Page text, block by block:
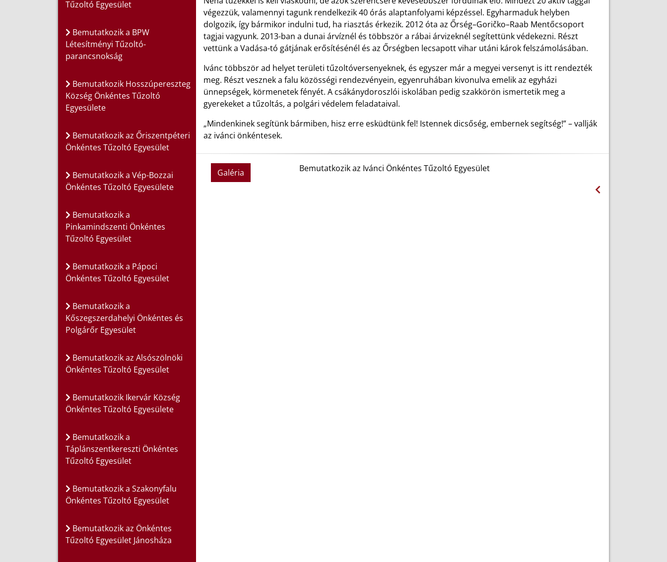
Tűzoltó Egyesület
Bemutatkozik a BPW
Létesítményi Tűzoltó-
parancsnokság
Bemutatkozik Hosszúpereszteg
Község Önkéntes Tűzoltó
Egyesülete
Bemutatkozik az Őriszentpéteri
Önkéntes Tűzoltó Egyesület
Bemutatkozik a Vép-Bozzai
Önkéntes Tűzoltó Egyesülete
Bemutatkozik a
Pinkamindszenti Önkéntes
Tűzoltó Egyesület
Bemutatkozik a Pápoci
Önkéntes Tűzoltó Egyesület
Bemutatkozik a
Kőszegszerdahelyi Önkéntes és
Polgárőr Egyesület
Bemutatkozik az Alsószölnöki
Önkéntes Tűzoltó Egyesület
Bemutatkozik Ikervár Község
Önkéntes Tűzoltó Egyesülete
Bemutatkozik a
Táplánszentkereszti Önkéntes
Tűzoltó Egyesület
Bemutatkozik a Szakonyfalu
Önkéntes Tűzoltó Egyesület
Bemutatkozik az Önkéntes
Tűzoltó Egyesület Jánosháza
végezzük, valamennyi tagunk rendelkezik 40 órás alaptanfolyami képzéssel. Egyharmaduk helyben
dolgozik, így bármikor indulni tud, ha riasztás érkezik. 2012 óta az Őrség–Goričko–Raab Mentőcsoport
tagjai vagyunk. 2013-ban a dunai árvíznél és többször a rábai árvizeknél segítettünk védekezni. Részt
vettünk a Vadása-tó gátjának erősítésénél és az Őrségben lecsapott vihar utáni károk felszámolásában.
Ivánc többször ad helyet területi tűzoltóversenyeknek, és egyszer már a megyei versenyt is itt rendezték
meg. Részt vesznek a falu közösségi rendezvényein, egyenruhában kivonulva emelik az egyházi
ünnepségek, körmenetek fényét. A csákánydoroszlói iskolában pedig szakkörön ismertetik meg a
gyerekeket a tűzoltás, a polgári védelem feladataival.
„Mindenkinek segítünk bármiben, hisz erre esküdtünk fel! Istennek dicsőség, embernek segítség!” – vallják
az ivánci önkéntesek.
Galéria Bemutatkozik az Ivánci Önkéntes Tűzoltó Egyesület